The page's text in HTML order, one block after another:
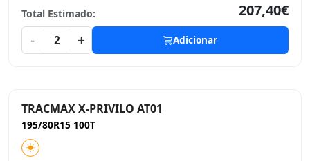
Total Estimado:
207,40€
-
2 + Adicionar
TRACMAX X-PRIVILO AT01
195/80R15 100T